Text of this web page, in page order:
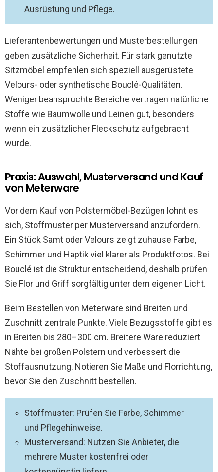
Ausrüstung und Pflege.
Lieferantenbewertungen und Musterbestellungen
geben zusätzliche Sicherheit. Für stark genutzte
Sitzmöbel empfehlen sich speziell ausgerüstete
Velours- oder synthetische Bouclé-Qualitäten.
Weniger beanspruchte Bereiche vertragen natürliche
Stoffe wie Baumwolle und Leinen gut, besonders
wenn ein zusätzlicher Fleckschutz aufgebracht
wurde.
Praxis: Auswahl, Musterversand und Kauf
von Meterware
Vor dem Kauf von Polstermöbel-Bezügen lohnt es
sich, Stoffmuster per Musterversand anzufordern.
Ein Stück Samt oder Velours zeigt zuhause Farbe,
Schimmer und Haptik viel klarer als Produktfotos. Bei
Bouclé ist die Struktur entscheidend, deshalb prüfen
Sie Flor und Griff sorgfältig unter dem eigenen Licht.
Beim Bestellen von Meterware sind Breiten und
Zuschnitt zentrale Punkte. Viele Bezugsstoffe gibt es
in Breiten bis 280–300 cm. Breitere Ware reduziert
Nähte bei großen Polstern und verbessert die
Stoffausnutzung. Notieren Sie Maße und Florrichtung,
bevor Sie den Zuschnitt bestellen.
Stoffmuster: Prüfen Sie Farbe, Schimmer
und Pflegehinweise.
Musterversand: Nutzen Sie Anbieter, die
mehrere Muster kostenfrei oder